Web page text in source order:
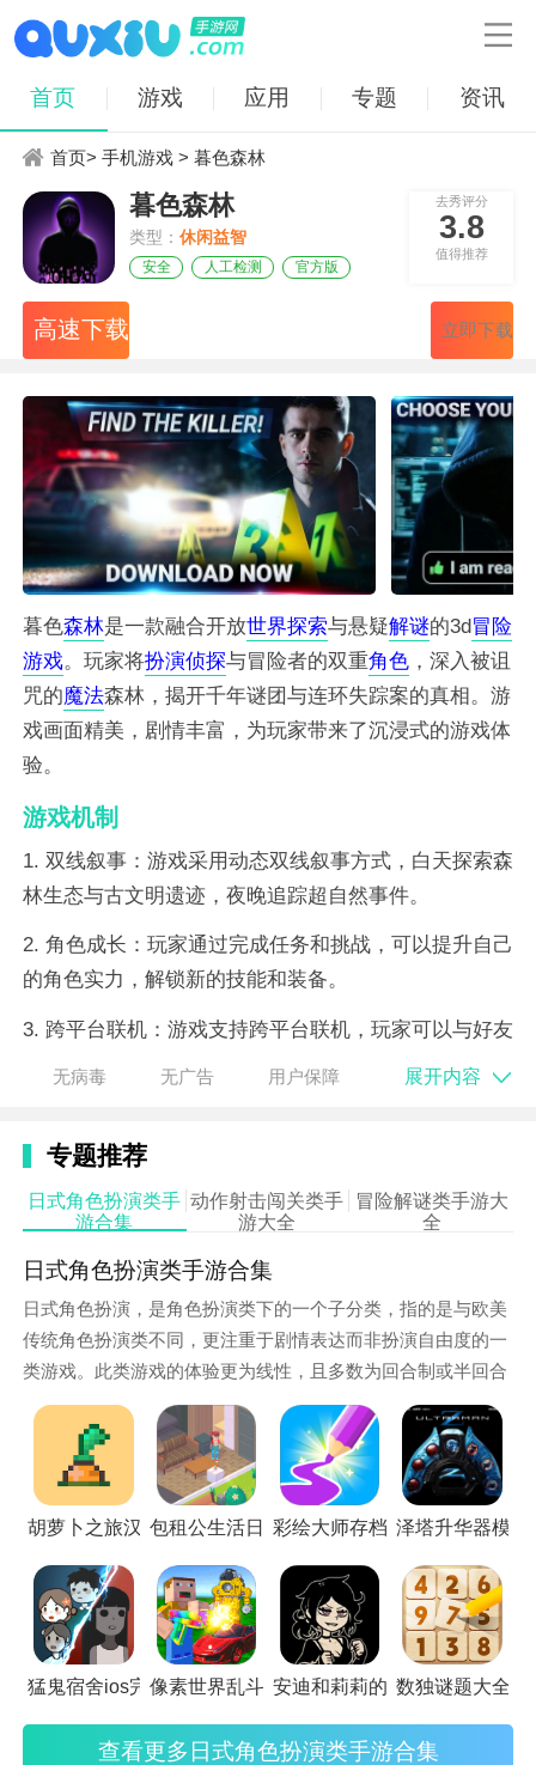

首页 游戏 应用 专题 资讯
首页>手机游戏 > 暮色森林
暮色森林
类型：休闲益智
安全 人工检测 官方版
去秀评分
3.8
值得推荐
高速下载 立即下载
暮色森林是一款融合开放世界探索与悬疑解谜的3d冒险
游戏。玩家将扮演侦探与冒险者的双重角色，深入被诅
咒的魔法森林，揭开千年谜团与连环失踪案的真相。游
戏画面精美，剧情丰富，为玩家带来了沉浸式的游戏体
验。
游戏机制
1. 双线叙事：游戏采用动态双线叙事方式，白天探索森
林生态与古文明遗迹，夜晚追踪超自然事件。
2. 角色成长：玩家通过完成任务和挑战，可以提升自己
的角色实力，解锁新的技能和装备。
3. 跨平台联机：游戏支持跨平台联机，玩家可以与好友
一起组队冒险，共同挑战boss。
像头与现实世界进行互动，增强游戏趣味性。
游戏玩法
1. 探索与解谜：玩家需要在森林中探索各种遗迹和场
景，收集线索，解开谜团，逐步推进剧情。
2. 战斗与冒险：游戏中存在各种怪物和boss，玩家需
要利用武器和技能进行战斗，保护自己免受伤害。
3. 合成与制作：玩家可以通过合成系统制作各种道具和
装备，提升自己的战斗能力。
无病毒 无广告 用户保障 展开内容
专题推荐
日式角色扮演类手
游合集
动作射击闯关类手
游大全
冒险解谜类手游大
全
日式角色扮演类手游合集
日式角色扮演，是角色扮演类下的一个子分类，指的是与欧美
传统角色扮演类不同，更注重于剧情表达而非扮演自由度的一
类游戏。此类游戏的体验更为线性，且多数为回合制或半回合
制玩法，在亚洲乃至世界都有很多拥趸。小编这里就为大家整
理了一些日式角色扮演类的手游，以供大家下载游玩。
胡萝卜之旅汉化版包租公生活日记离线版彩绘大师存档版泽塔升华器模拟
猛鬼宿舍ios完整版像素世界乱斗付费版安迪和莉莉的棺材移植版
数独谜题大全官
查看更多日式角色扮演类手游合集